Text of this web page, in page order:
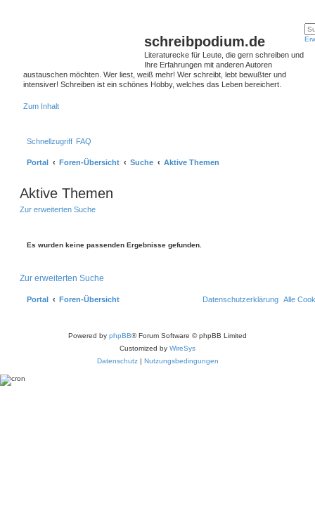
schreibpodium.de
Literaturecke für Leute, die gern schreiben und
Ihre Erfahrungen mit anderen Autoren
austauschen möchten. Wer liest, weiß mehr! Wer schreibt, lebt bewußter und
intensiver! Schreiben ist ein schönes Hobby, welches das Leben bereichert.
Zum Inhalt
Schnellzugriff FAQ
Portal Foren-Übersicht Suche Aktive Themen
Aktive Themen
Zur erweiterten Suche
Es wurden keine passenden Ergebnisse gefunden.
Zur erweiterten Suche
Portal Foren-Übersicht Alle
Datenschutzerklärung
Powered by phpBB® Forum Software © phpBB Limited
Customized by WireSys
Datenschutz | Nutzungsbedingungen